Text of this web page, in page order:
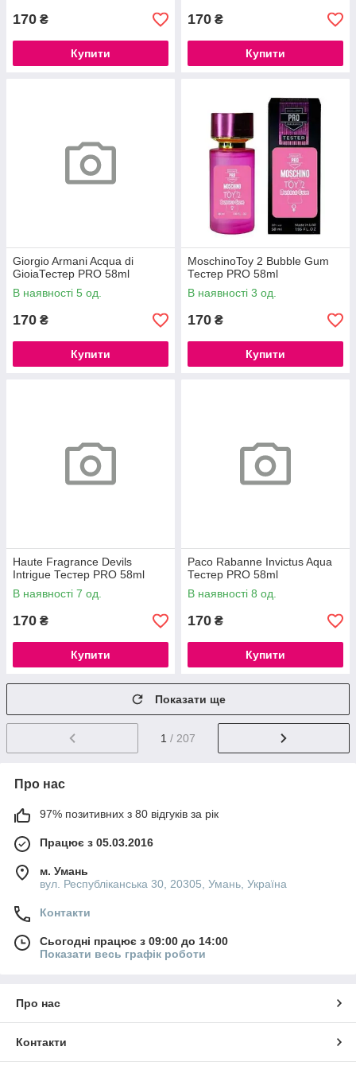
170 ₴
Купити
170 ₴
Купити
Giorgio Armani Acqua di
GioiaТестер PRO 58ml
В наявності 5 од.
170 ₴
Купити
MoschinoToy 2 Bubble Gum
Тестер PRO 58ml
В наявності 3 од.
170 ₴
Купити
Haute Fragrance Devils
Intrigue Тестер PRO 58ml
В наявності 7 од.
170 ₴
Купити
Paco Rabanne Invictus Aqua
Тестер PRO 58ml
В наявності 8 од.
170 ₴
Купити
Показати ще
1 / 207
Про нас
97% позитивних з 80 відгуків за рік
Працює з 05.03.2016
м. Умань
вул. Республіканська 30, 20305, Умань, Україна
Контакти
Сьогодні працює з 09:00 до 14:00
Показати весь графік роботи
Про нас
Контакти